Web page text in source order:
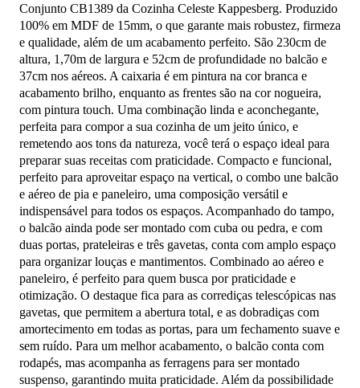
Conjunto CB1389 da Cozinha Celeste Kappesberg. Produzido
100% em MDF de 15mm, o que garante mais robustez, firmeza
e qualidade, além de um acabamento perfeito. São 230cm de
altura, 1,70m de largura e 52cm de profundidade no balcão e
37cm nos aéreos. A caixaria é em pintura na cor branca e
acabamento brilho, enquanto as frentes são na cor nogueira,
com pintura touch. Uma combinação linda e aconchegante,
perfeita para compor a sua cozinha de um jeito único, e
remetendo aos tons da natureza, você terá o espaço ideal para
preparar suas receitas com praticidade. Compacto e funcional,
perfeito para aproveitar espaço na vertical, o combo une balcão
e aéreo de pia e paneleiro, uma composição versátil e
indispensável para todos os espaços. Acompanhado do tampo,
o balcão ainda pode ser montado com cuba ou pedra, e com
duas portas, prateleiras e três gavetas, conta com amplo espaço
para organizar louças e mantimentos. Combinado ao aéreo e
paneleiro, é perfeito para quem busca por praticidade e
otimização. O destaque fica para as corrediças telescópicas nas
gavetas, que permitem a abertura total, e as dobradiças com
amortecimento em todas as portas, para um fechamento suave e
sem ruído. Para um melhor acabamento, o balcão conta com
rodapés, mas acompanha as ferragens para ser montado
suspenso, garantindo muita praticidade. Além da possibilidade